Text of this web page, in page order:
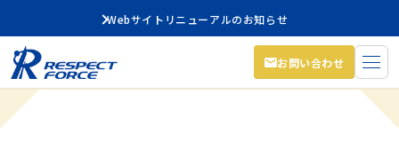
Webサイトリニューアルのお知らせ
お問い合わせ